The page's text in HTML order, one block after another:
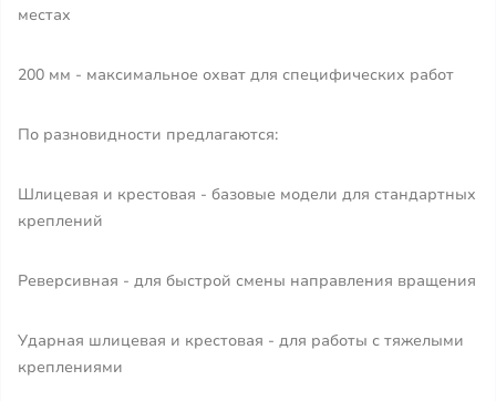
местах
200 мм - максимальное охват для специфических работ
По разновидности предлагаются:
Шлицевая и крестовая - базовые модели для стандартных
креплений
Реверсивная - для быстрой смены направления вращения
Ударная шлицевая и крестовая - для работы с тяжелыми
креплениями